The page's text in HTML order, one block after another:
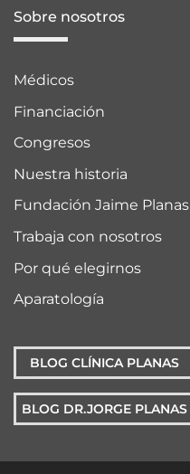
Sobre nosotros
Médicos
Financiación
Congresos
Nuestra historia
Fundación Jaime Planas
Trabaja con nosotros
Por qué elegirnos
Aparatología
BLOG CLÍNICA PLANAS
BLOG DR.JORGE PLANAS